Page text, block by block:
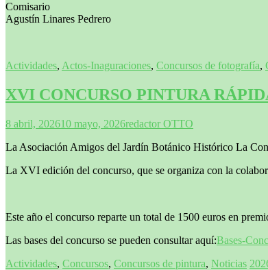
Comisario
Agustín Linares Pedrero
Actividades, Actos-Inaguraciones, Concursos de fotografía,
XVI CONCURSO PINTURA
8 abril, 202610 mayo, 2026redactor OTTO
La Asociación Amigos del Jardín Botánico Histórico La
La XVI edición del concurso, que se organiza con la
Este año el concurso reparte un total de 1500 euros en
Las bases del concurso se pueden consultar aquí:Bases-
Actividades, Concursos, Concursos de pintura, Noticias